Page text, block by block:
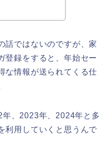
話ではないのですが、家
登録をすると、年始セー
な情報が送られてくる仕
、2023年、2024年と多
利用していくと思うんで